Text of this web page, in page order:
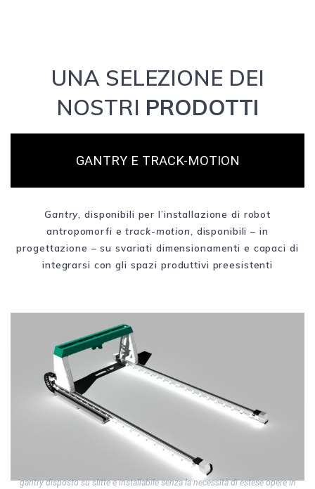
UNA SELEZIONE DEI
NOSTRI PRODOTTI
GANTRY E TRACK-MOTION
Gantry , disponibili per l’installazione di robot
antropomorfi etrack-motion
, disponibili – in
progettazione – su svariati dimensionamenti e capaci di
integrarsi con gli spazi produttivi preesistenti
gantry disposto su slitte e installabile senza la necessità di estese opere in